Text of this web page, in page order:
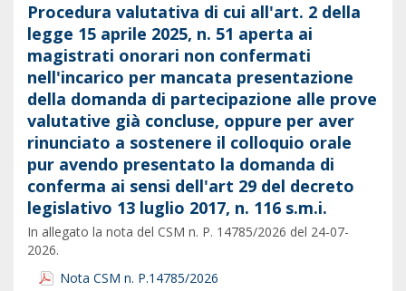
Procedura valutativa di cui all'art. 2 della
legge 15 aprile 2025, n. 51 aperta ai
magistrati onorari non confermati
nell'incarico per mancata presentazione
della domanda di partecipazione alle prove
valutative già concluse, oppure per aver
rinunciato a sostenere il colloquio orale
pur avendo presentato la domanda di
conferma ai sensi dell'art 29 del decreto
legislativo 13 luglio 2017, n. 116 s.m.i.
In allegato la nota del CSM n. P. 14785/2026 del 24-07-
2026.
Nota CSM n. P.14785/2026